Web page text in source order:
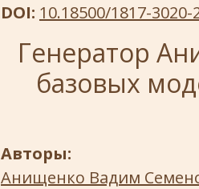
DOI: 10.18500/1817-
Генератор
базовых
Авторы:
Анищенко Вадим